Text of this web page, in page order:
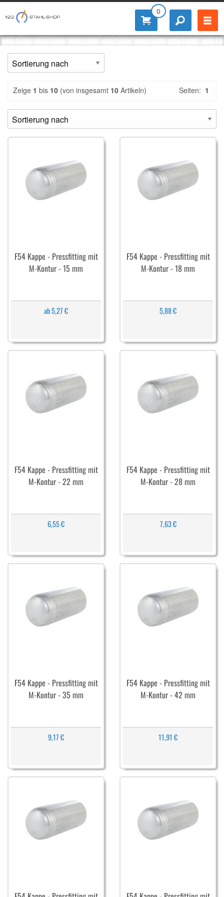
0
Zeige 1 bis 10 (von insgesamt 10 Artikeln) Seiten: 1
F54 Kappe - Pressfitting mit
M-Kontur - 15 mm
ab 5,27 €
F54 Kappe - Pressfitting mit
M-Kontur - 18 mm
5,88 €
F54 Kappe - Pressfitting mit
M-Kontur - 22 mm
6,55 €
F54 Kappe - Pressfitting mit
M-Kontur - 28 mm
7,63 €
F54 Kappe - Pressfitting mit
M-Kontur - 35 mm
9,17 €
F54 Kappe - Pressfitting mit
M-Kontur - 42 mm
11,91 €